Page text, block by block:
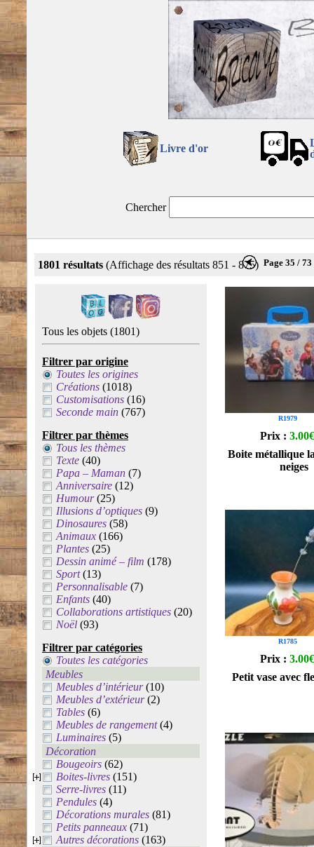
Livre d'or
Chercher
1801 résultats (Affichage des résultats 851 - 875) Page 35 / 73
Tous les objets (1801)
Filtrer par origine
Toutes les origines
Créations (1018)
Customisations (16)
Seconde main (767)
Filtrer par thèmes
Tous les thèmes
Texte (40)
Papa – Maman (7)
Anniversaire (12)
Humour(25)
Illusions d’optiques (9)
Dinosaures (58)
Animaux (166)
Plantes (25)
Dessin animé – film (178)
Sport(13)
Personnalisable (7)
Enfants (40)
Collaborations artistiques (20)
Noël (93)
Filtrer par catégories
Toutes les catégories
Meubles
Meubles d’intérieur(10)
Meubles d’extérieur(2)
Tables (6)
Meubles de rangement(4)
Luminaires (5)
Décoration
Bougeoirs (62)
Boites-livres (151)
Serre-livres (11)
Pendules (4)
Décorations murales (81)
Petits panneaux (71)
Autres décorations (163)
R1979
Prix : 3.00€
Boite métallique
neiges
R1785
Prix : 3.00€
Petit vase avec